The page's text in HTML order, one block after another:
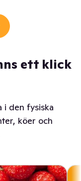
ett klick
i den fysiska
köer och